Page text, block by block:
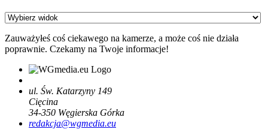
Zauważyłeś coś ciekawego na kamerze, a może coś nie działa
poprawnie. Czekamy na Twoje informacje!
ul. Św. Katarzyny 149
Cięcina
34-350 Węgierska Górka
redakcja@wgmedia.eu